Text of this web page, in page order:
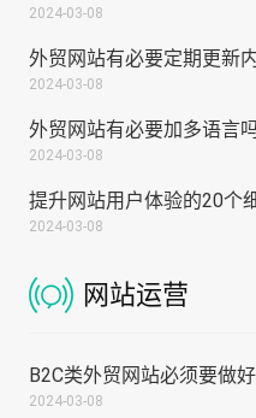
2024-03-08
2024-03-08
外贸网站有必要加多语言
2024-03-08
提升网站用户体验的20个
2024-03-08
网站运营
B2C类外贸网站必须要做
2024-03-08